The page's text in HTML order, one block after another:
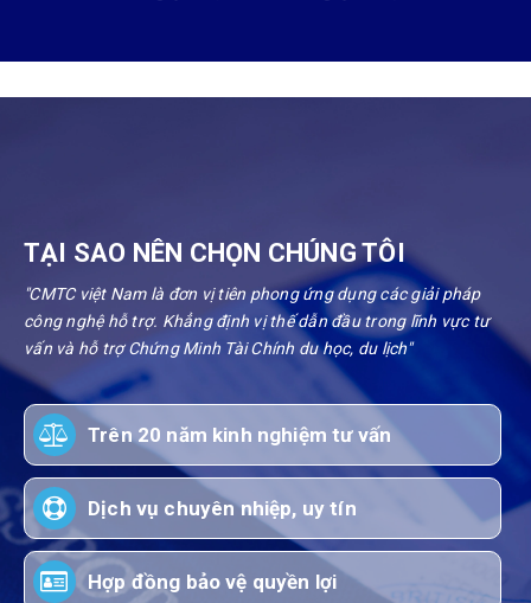
TẠI SAO NÊN CHỌN CHÚNG TÔI
"CMTC việt Nam là đơn vị tiên phong ứng dụng các giải pháp
công nghệ hỗ trợ. Khẳng định vị thế dẫn đầu trong lĩnh vực tư
vấn và hỗ trợ Chứng Minh Tài Chính du học, du lịch"
Trên 20 năm kinh nghiệm tư vấn
Dịch vụ chuyên nhiệp, uy tín
Hợp đồng bảo vệ quyền lợi